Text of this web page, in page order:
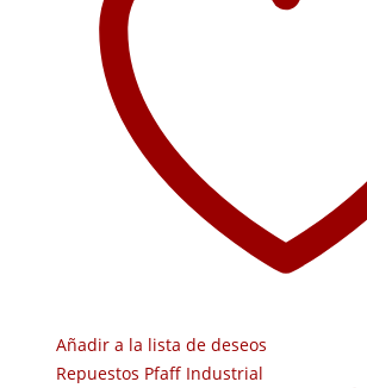
Añadir a la lista de deseos
Repuestos Pfaff Industrial